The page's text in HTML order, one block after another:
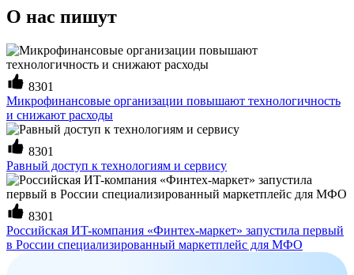
О нас пишут
8301
Микрофинансовые организации повышают технологичность
и снижают расходы
8301
Равный доступ к технологиям и сервису
8301
Российская ИT-компания «Финтех-маркет» запустила первый
в России специализированный маркетплейс для МФО